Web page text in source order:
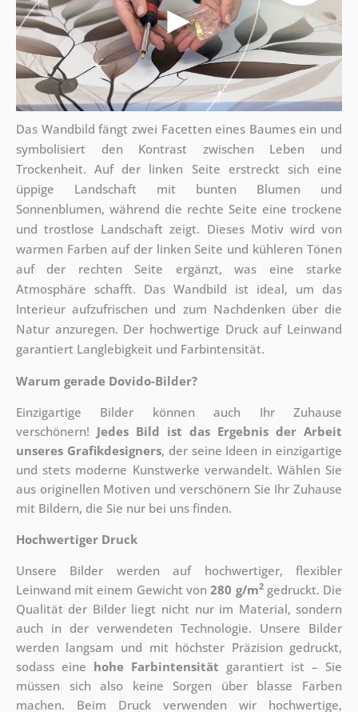
Das Wandbild fängt zwei Facetten eines Baumes ein und
symbolisiert den Kontrast zwischen Leben und
Trockenheit. Auf der linken Seite erstreckt sich eine
üppige Landschaft mit bunten Blumen und
Sonnenblumen, während die rechte Seite eine trockene
und trostlose Landschaft zeigt. Dieses Motiv wird von
warmen Farben auf der linken Seite und kühleren Tönen
auf der rechten Seite ergänzt, was eine starke
Atmosphäre schafft. Das Wandbild ist ideal, um das
Interieur aufzufrischen und zum Nachdenken über die
Natur anzuregen. Der hochwertige Druck auf Leinwand
garantiert Langlebigkeit und Farbintensität.
Warum gerade Dovido-Bilder?
Einzigartige Bilder können auch Ihr Zuhause
verschönern! Jedes Bild ist das Ergebnis der Arbeit
unseres Grafikdesigners, der seine Ideen in einzigartige
und stets moderne Kunstwerke verwandelt. Wählen Sie
aus originellen Motiven und verschönern Sie Ihr Zuhause
mit Bildern, die Sie nur bei uns finden.
Hochwertiger Druck
Unsere Bilder werden auf hochwertiger, flexibler
Leinwand mit einem Gewicht von280 g/m2gedruckt. Die
Qualität der Bilder liegt nicht nur im Material, sondern
auch in der verwendeten Technologie. Unsere Bilder
werden langsam und mit höchster Präzision gedruckt,
sodass eine hohe Farbintensität garantiert ist – Sie
müssen sich also keine Sorgen über blasse Farben
machen. Beim Druck verwenden wir hochwertige,